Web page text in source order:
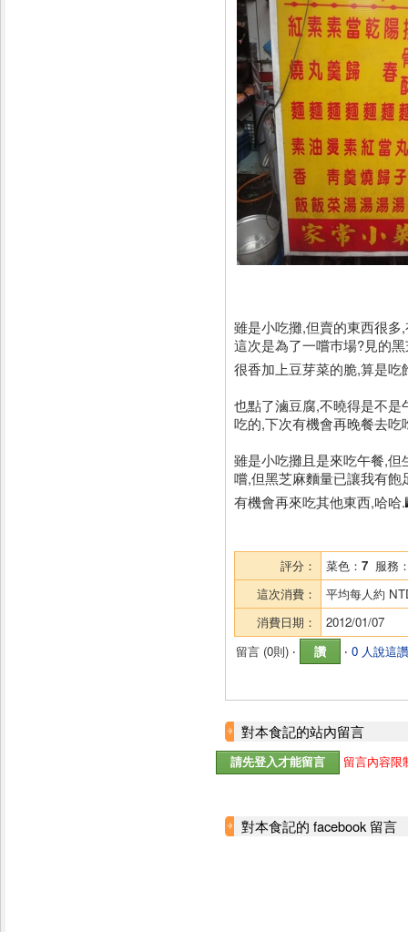
雖是小吃攤,但賣的東西很多
這次是為了一嚐巿場?見的
很香加上豆芽菜的脆,算是吃
也點了滷豆腐,不曉得是不
吃的,下次有機會再晚餐去
雖是小吃攤且是來吃午餐,
嚐,但黑芝麻麵量已讓我有
有機會再來吃其他東西,哈哈.
評分： 菜色： 7服務
這次消費：
平均每人約
消費日期：
2012/01/07
留言 (0則) ‧ 讚 ‧ 0 人說這讚
對本食記的站內留言
留言內容限
對本食記的 facebook 留言